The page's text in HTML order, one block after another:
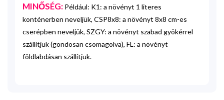
MINŐSÉG: Például: K1: a növényt 1 literes
konténerben neveljük, CSP8x8: a növényt 8x8 cm-es
cserépben neveljük, SZGY: a növényt szabad gyökérrel
szállítjuk (gondosan csomagolva), FL: a növényt
földlabdásan szállítjuk.